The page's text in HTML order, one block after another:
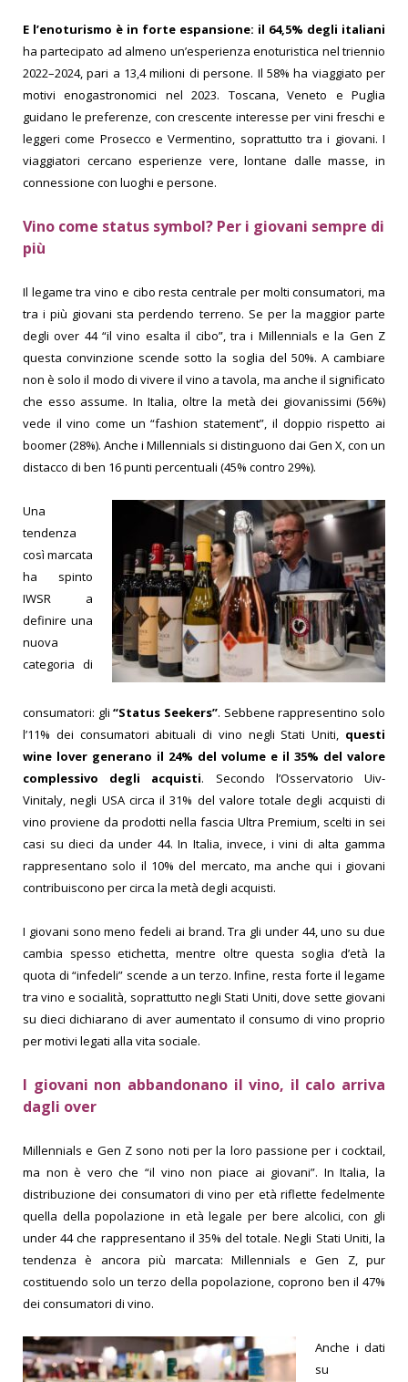
E l’enoturismo è in forte espansione: il 64,5% degli italiani
ha partecipato ad almeno un’esperienza enoturistica nel triennio
2022–2024, pari a 13,4 milioni di persone. Il 58% ha viaggiato per
motivi enogastronomici nel 2023. Toscana, Veneto e Puglia
guidano le preferenze, con crescente interesse per vini freschi e
leggeri come Prosecco e Vermentino, soprattutto tra i giovani. I
viaggiatori cercano esperienze vere, lontane dalle masse, in
connessione con luoghi e persone.
Vino come status symbol? Per i giovani sempre di
più
Il legame tra vino e cibo resta centrale per molti consumatori, ma
tra i più giovani sta perdendo terreno. Se per la maggior parte
degli over 44 “il vino esalta il cibo”, tra i Millennials e la Gen Z
questa convinzione scende sotto la soglia del 50%. A cambiare
non è solo il modo di vivere il vino a tavola, ma anche il significato
che esso assume. In Italia, oltre la metà dei giovanissimi (56%)
vede il vino come un “fashion statement”, il doppio rispetto ai
boomer (28%). Anche i Millennials si distinguono dai Gen X, con un
distacco di ben 16 punti percentuali (45% contro 29%).
Una
tendenza
così marcata
ha spinto
IWSR a
definire una
nuova
categoria di
consumatori: gli“Status Seekers”. Sebbene rappresentino solo
l’11% dei consumatori abituali di vino negli Stati Uniti, questi
wine lover generano il 24% del volume e il 35% del valore
complessivo degli acquisti. Secondo l’Osservatorio Uiv-
Vinitaly, negli USA circa il 31% del valore totale degli acquisti di
vino proviene da prodotti nella fascia Ultra Premium, scelti in sei
casi su dieci da under 44. In Italia, invece, i vini di alta gamma
rappresentano solo il 10% del mercato, ma anche qui i giovani
contribuiscono per circa la metà degli acquisti.
I giovani sono meno fedeli ai brand. Tra gli under 44, uno su due
cambia spesso etichetta, mentre oltre questa soglia d’età la
quota di “infedeli” scende a un terzo.Infine, resta forte il legame
tra vino e socialità, soprattutto negli Stati Uniti, dove sette giovani
su dieci dichiarano di aver aumentato il consumo di vino proprio
per motivi legati alla vita sociale.
I giovani non abbandonano il vino, il calo arriva
dagli over
Millennials e Gen Z sono noti per la loro passione per i cocktail,
ma non è vero che “il vino non piace ai giovani”. In Italia, la
distribuzione dei consumatori di vino per età riflette fedelmente
quella della popolazione in età legale per bere alcolici, con gli
under 44 che rappresentano il 35% del totale. Negli Stati Uniti, la
tendenza è ancora più marcata: Millennials e Gen Z, pur
costituendo solo un terzo della popolazione, coprono ben il 47%
dei consumatori di vino.
Anche i dati
su